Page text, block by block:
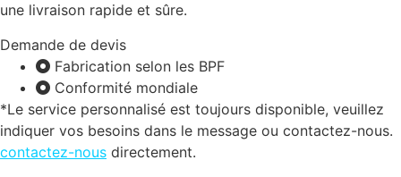
une livraison rapide et sûre.
Demande de devis
Fabrication selon les BPF
Conformité mondiale
*Le service personnalisé est toujours disponible, veuillez
indiquer vos besoins dans le message ou contactez-nous.
contactez-nous directement.